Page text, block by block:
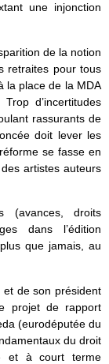
une injonction
de la notion
retraites pour tous
la place de la MDA
d’incertitudes
rassurants de
doit lever les
se fasse en
artistes auteurs
(avances, droits
dans l’édition
que jamais, au
de son président
projet de rapport
(eurodéputée du
du droit
et à court terme